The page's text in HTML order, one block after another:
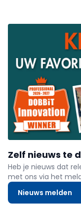
Zelf nieuws te
Heb je nieuws dat
met ons via het
Nieuws melden